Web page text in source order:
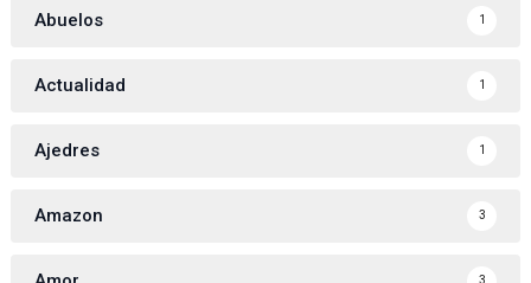
Abuelos 1
Actualidad 1
Ajedres 1
Amazon 3
3